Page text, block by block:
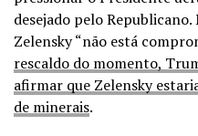
desejado pelo
Zelensky “não está
rescaldo do momento,
afirmar que Zelensky
de minerais.